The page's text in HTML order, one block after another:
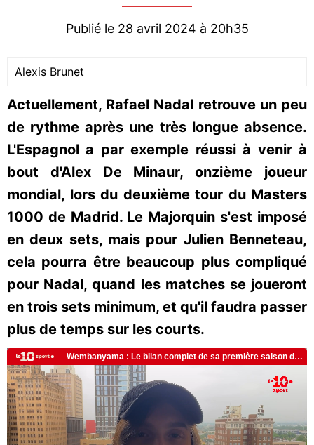
Publié le 28 avril 2024 à 20h35
Alexis Brunet
Actuellement, Rafael Nadal retrouve un peu
de rythme après une très longue absence.
L'Espagnol a par exemple réussi à venir à
bout d'Alex De Minaur, onzième joueur
mondial, lors du deuxième tour du Masters
1000 de Madrid. Le Majorquin s'est imposé
en deux sets, mais pour Julien Benneteau,
cela pourra être beaucoup plus compliqué
pour Nadal, quand les matches se joueront
en trois sets minimum, et qu'il faudra passer
plus de temps sur les courts.